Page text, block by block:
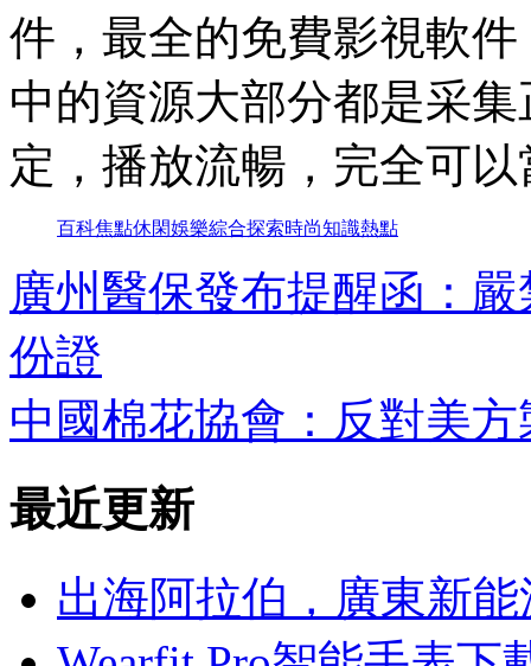
件，最全的免費影視軟
中的資源大部分都是采
定，播放流暢，完全可
百科焦點休閑娛樂綜合探索時尚知識熱點
廣州醫保發布提醒函：
份證
中國棉花協會：反對美
最近更新
出海阿拉伯，廣東新